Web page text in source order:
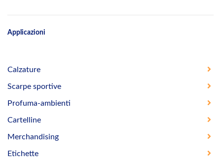
Applicazioni
Calzature
Scarpe sportive
Profuma-ambienti
Cartelline
Merchandising
Etichette